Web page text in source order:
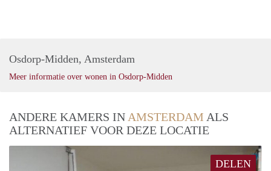
Osdorp-Midden, Amsterdam
Meer informatie over wonen in Osdorp-Midden
ANDERE KAMERS IN AMSTERDAM ALS
ALTERNATIEF VOOR DEZE LOCATIE
DELEN